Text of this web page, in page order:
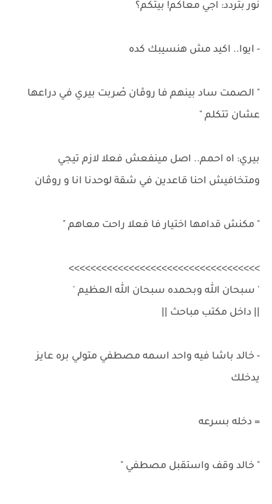
نور بتردد: اجي معاكم! بيتكم؟
- ايوا.. اكيد مش هنسيبك كده
" الصمت ساد بينهم فا روڤان صْربت بيري في دراعها
عشان تتكلم "
بيري: اه احمم.. اصل مينفعش فعلا لازم تيجي
ومتخافيش احنا قاعدين في شقة لوحدنا انا و روڤان
" مكنش قدامها اختيار فا فعلا راحت معاهم "
>>>>>>>>>>>>>>>>>>>>>>>>>>>>>>>>>>>
' سبحان الله وبحمده سبحان الله العظيم '
|| داخل مكتب مباحث ||
- خالد باشا فيه واحد اسمه مصطفي متولي بره عايز
يدخلك
= دخله بسرعه
" خالد وقف واستقبل مصطفي "